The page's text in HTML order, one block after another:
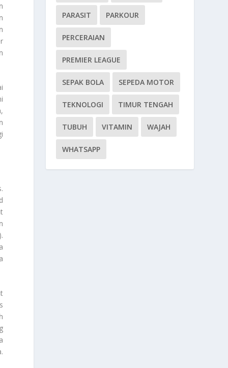
.
PARASIT PARKOUR
PERCERAIAN
PREMIER LEAGUE
SEPAK BOLA SEPEDA MOTOR
TEKNOLOGI TIMUR TENGAH
TUBUH VITAMIN WAJAH
WHATSAPP